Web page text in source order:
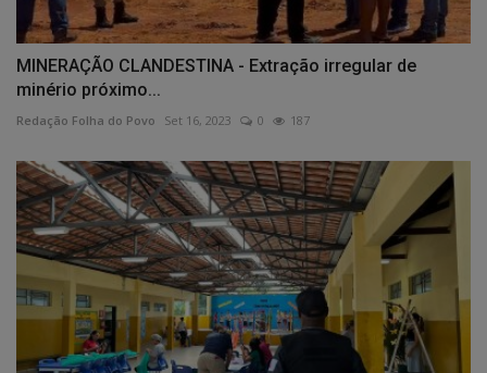
MINERAÇÃO CLANDESTINA - Extração irregular de
minério próximo...
Redação Folha do Povo Set 16, 2023 0 187